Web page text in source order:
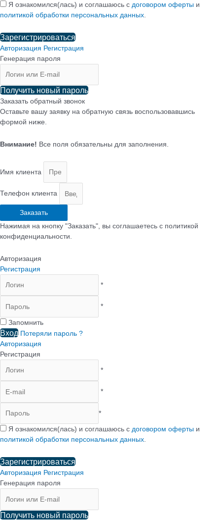
Я ознакомился(лась) и соглашаюсь с договором оферты и
политикой обработки персональных данных
Зарегистрироваться
Авторизация Регистрация
Генерация пароля
Получить новый пароль
Заказать обратный звонок
Оставьте вашу заявку на обратную связь воспользовавшись
формой ниже.
Внимание! Все поля обязательны для заполнения.
Имя клиента
Телефон клиента
Заказать
Нажимая на кнопку "Заказать", вы соглашаетесь с политикой
конфиденциальности.
Авторизация
Регистрация
*
*
Запомнить
Вход Потеряли пароль ?
Авторизация
Регистрация
*
*
*
Я ознакомился(лась) и соглашаюсь с договором оферты и
политикой обработки персональных данных.
Зарегистрироваться
Авторизация Регистрация
Генерация пароля
Получить новый пароль